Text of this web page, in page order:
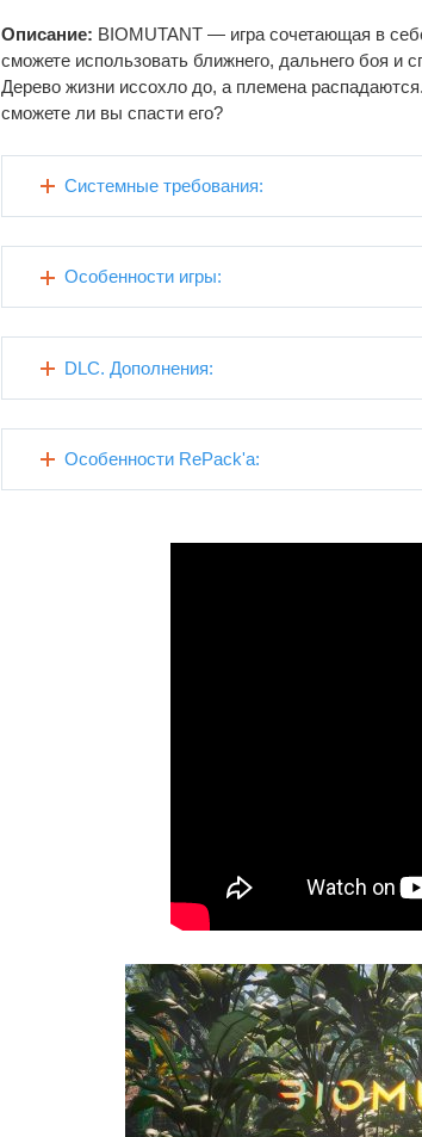
Описание: BIOMUTANT — игра сочетающая в
сможете использовать ближнего, дальнего боя и
Дерево жизни иссохло до, а племена
сможете ли вы спасти его?
Системные требования:
Особенности игры:
DLC. Дополнения:
Особенности RePack'a: